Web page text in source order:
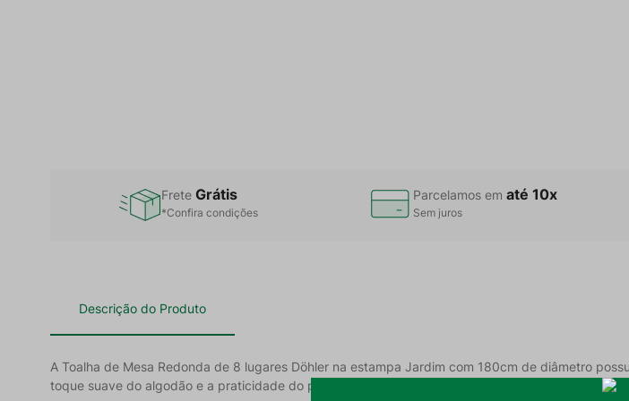
Frete Grátis
*Confira condições
Parcelamos ematé 10x
Sem juros
Descrição do Produto
A Toalha de Mesa Redonda de 8 lugares Döhler na estampa Jardim com 180cm de diâmetro
toque suave do algodão e a praticidade do poliéster.